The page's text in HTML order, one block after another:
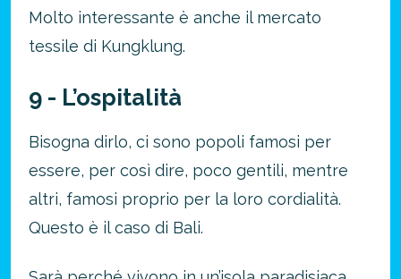
Molto interessante è anche il mercato
tessile di Kungklung.
9 - L’ospitalità
Bisogna dirlo, ci sono popoli famosi per
essere, per così dire, poco gentili, mentre
altri, famosi proprio per la loro cordialità.
Questo è il caso di Bali.